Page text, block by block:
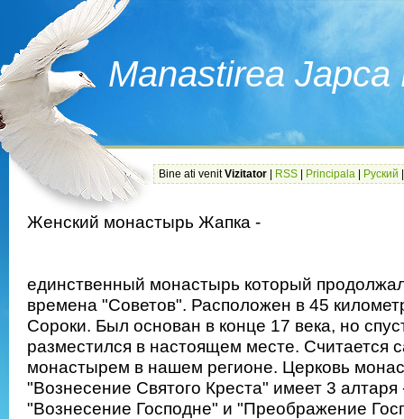
Manastirea
Bine ati venit Vizitator RSS Principala Руский
Женский монастырь Жапка -
единственный монастырь который
времена "Советов". Расположен в 45
Сороки. Был основан в конце 17 века, но
разместился в настоящем месте. Считается
монастырем в нашем регионе. Церковь
"Вознесение Святого Креста" имеет 3 алтаря
"Вознесение Господне" и "Преображение